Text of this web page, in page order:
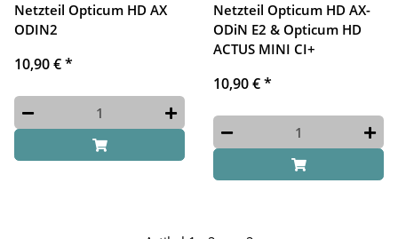
Netzteil Opticum HD AX
ODIN2
10,90 €*
Netzteil Opticum HD AX-
ODiN E2 & Opticum HD
ACTUS MINI CI+
10,90 €*